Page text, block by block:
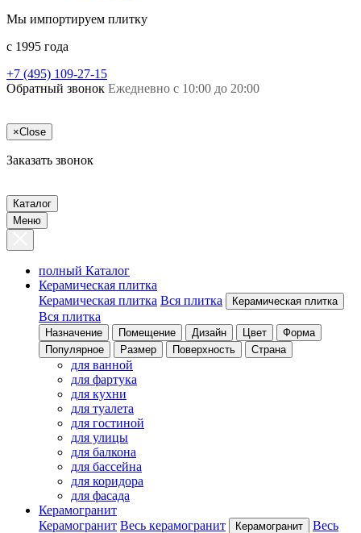
Мы импортируем плитку
c 1995 года
+7 (495) 109-27-15
Обратный звонок Ежедневно с 10:00 до 20:00
×Close
Заказать звонок
Каталог
Меню
полный Каталог
Керамическая плитка
Керамическая плитка Вся плитка Керамическая плитка
Вся плитка
Назначение Помещение Дизайн Цвет
Форма
Популярное
Размер Поверхность Страна
для ванной
для фартука
для кухни
для туалета
для гостиной
для улицы
для балкона
для бассейна
для коридора
для фасада
Керамогранит
Керамогранит Весь керамогранит Керамогранит
Весь